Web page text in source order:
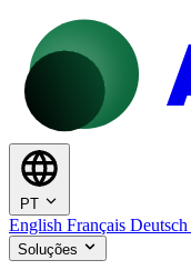
PT
English Français Deutsch
Soluções